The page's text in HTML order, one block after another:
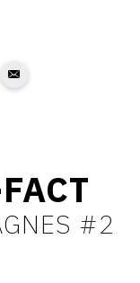
#2